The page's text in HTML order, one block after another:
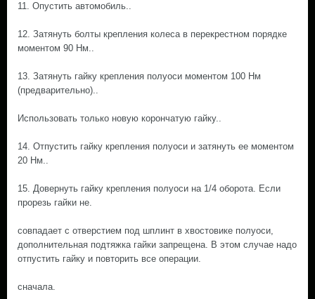
11. Опустить автомобиль..
12. Затянуть болты крепления колеса в перекрестном порядке
моментом 90 Нм..
13. Затянуть гайку крепления полуоси моментом 100 Нм
(предварительно)..
Использовать только новую корончатую гайку..
14. Отпустить гайку крепления полуоси и затянуть ее моментом
20 Нм..
15. Довернуть гайку крепления полуоси на 1/4 оборота. Если
прорезь гайки не.
совпадает с отверстием под шплинт в хвостовике полуоси,
дополнительная подтяжка гайки запрещена. В этом случае надо
отпустить гайку и повторить все операции.
сначала.